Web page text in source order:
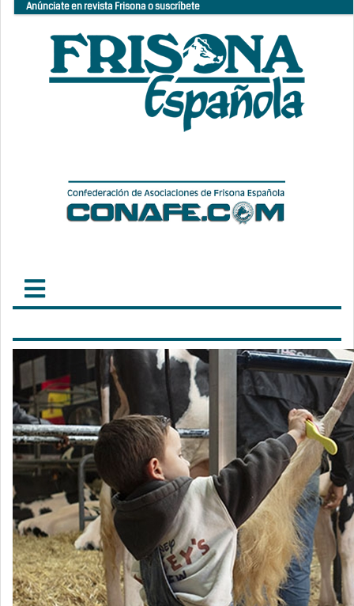
Anúnciate en revista Frisona o suscríbete